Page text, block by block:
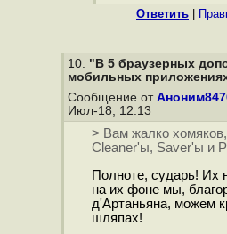
Ответить
10. "В 5 браузерных
мобильных
Сообщение от
Июл-18, 12:13
> Вам жалко
Cleaner'ы, Saver'ы и
Полноте, сударь! Их
на их фоне мы,
д'Артаньяна, можем
шляпах!